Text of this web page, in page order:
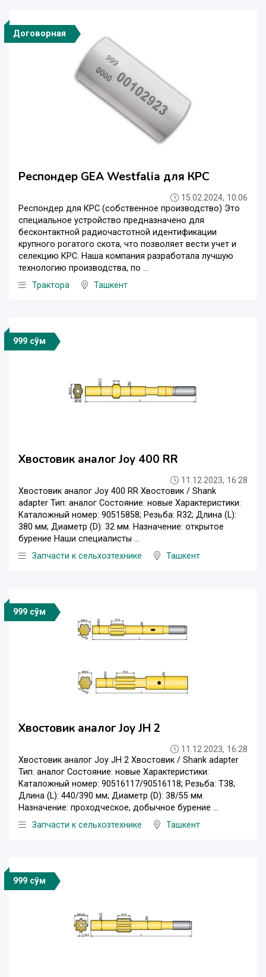
Договорная
Респондер GEA Westfalia для КРС
15.02.2024, 10:06
Респондер для КРС (собственное производство) Это
специальное устройство предназначено для
бесконтактной радиочастотной идентификации
крупного рогатого скота, что позволяет вести учет и
селекцию КРС. Наша компания разработала лучшую
технологию производства, по ...
Трактора
Ташкент
999 сўм
Хвостовик аналог Joy 400 RR
11.12.2023, 16:28
Хвостовик аналог Joy 400 RR Хвостовик / Shank
adapter Тип: аналог Состояние: новые Характеристики:
Каталожный номер: 90515858; Резьба: R32; Длина (L):
380 мм; Диаметр (D): 32 мм. Назначение: открытое
бурение Наши специалисты ...
Запчасти к сельхозтехнике
Ташкент
999 сўм
Хвостовик аналог Joy JH 2
11.12.2023, 16:28
Хвостовик аналог Joy JH 2 Хвостовик / Shank adapter
Тип: аналог Состояние: новые Характеристики:
Каталожный номер: 90516117/90516118; Резьба: T38;
Длина (L): 440/390 мм; Диаметр (D): 38/55 мм.
Назначение: проходческое, добычное бурение ...
Запчасти к сельхозтехнике
Ташкент
999 сўм